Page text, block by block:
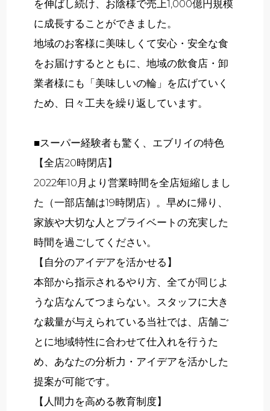
を伸ばし続け、お陰様で売上1,000億円規模
に成長することができました。
地域のお客様に美味しくて安心・安全な食
をお届けするとともに、地域の飲食店・卸
業者様にも「美味しいの輪」を広げていく
ため、日々工夫を繰り返しています。
■スーパー経験者も驚く、エブリイの特色
【全店20時閉店】
2022年10月より営業時間を全店短縮しまし
た（一部店舗は19時閉店）。早めに帰り、
家族や大切な人とプライベートの充実した
時間を過ごしてください。
【自分のアイデアを活かせる】
本部から指示されるやり方、全てが同じよ
うな店なんてつまらない。スタッフに大き
な裁量が与えられている当社では、店舗ご
とに地域特性に合わせて仕入れを行うた
め、あなたの分析力・アイデアを活かした
提案が可能です。
【人間力を高める教育制度】